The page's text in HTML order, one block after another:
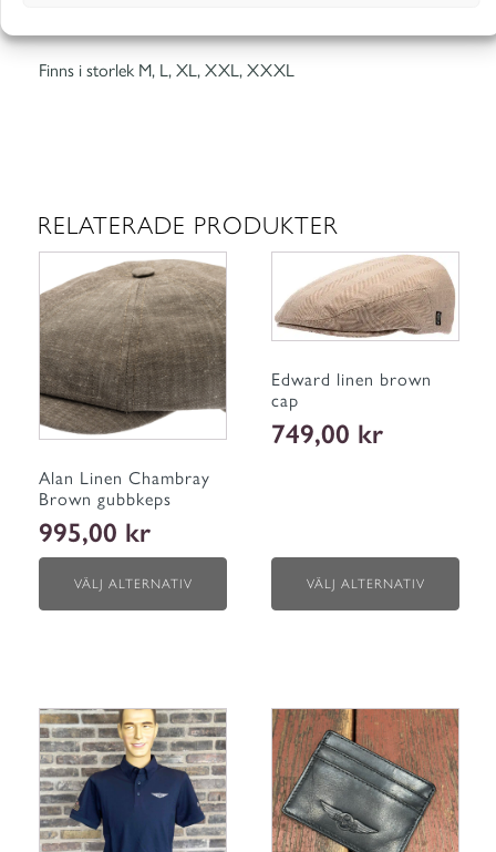
Finns i storlek M, L, XL, XXL, XXXL
RELATERADE PRODUKTER
Alan Linen Chambray
Brown gubbkeps
995,00 kr
VÄLJ ALTERNATIV
här
produkten
har
flera
varianter.
De
olika
alternativen
väljas
på
produktsidan
Edward linen brown
cap
749,00 kr
VÄLJ ALTERNATIV
produkten
har
flera
De
olika
alternativen
kan
Den
här
produkten
har
flera
varianter.
De